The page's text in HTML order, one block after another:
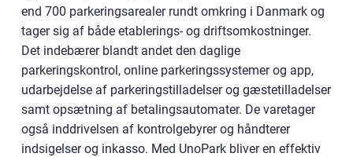
end 700 parkeringsarealer rundt omkring i Danmark og
tager sig af både etablerings- og driftsomkostninger.
Det indebærer blandt andet den daglige
parkeringskontrol, online parkeringssystemer og app,
udarbejdelse af parkeringstilladelser og gæstetilladelser
samt opsætning af betalingsautomater. De varetager
også inddrivelsen af kontrolgebyrer og håndterer
indsigelser og inkasso. Med UnoPark bliver en effektiv